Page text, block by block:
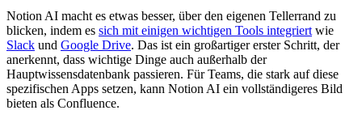
Notion AI macht es etwas besser, über den eigenen Tellerrand zu
blicken, indem es sich mit einigen wichtigen Tools integriert wie
Slack und Google Drive. Das ist ein großartiger erster Schritt, der
anerkennt, dass wichtige Dinge auch außerhalb der
Hauptwissensdatenbank passieren. Für Teams, die stark auf diese
spezifischen Apps setzen, kann Notion AI ein vollständigeres Bild
bieten als Confluence.